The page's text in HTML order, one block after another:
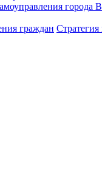
города
граждан Стратегия